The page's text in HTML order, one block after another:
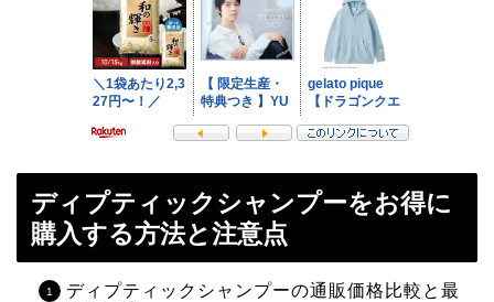
ディプティックシャンプーをお得に
購入する方法と注意点
ディプティックシャンプーの通販価格比較と最